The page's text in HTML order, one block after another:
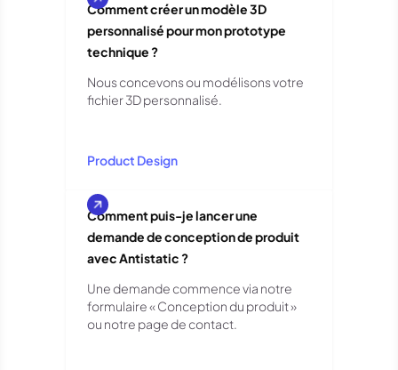
Comment créer un modèle 3D
personnalisé pour mon prototype
technique ?
Nous concevons ou modélisons votre
fichier 3D personnalisé.
Product Design
Comment puis-je lancer une
demande de conception de produit
avec Antistatic ?
Une demande commence via notre
formulaire « Conception du produit »
ou notre page de contact.